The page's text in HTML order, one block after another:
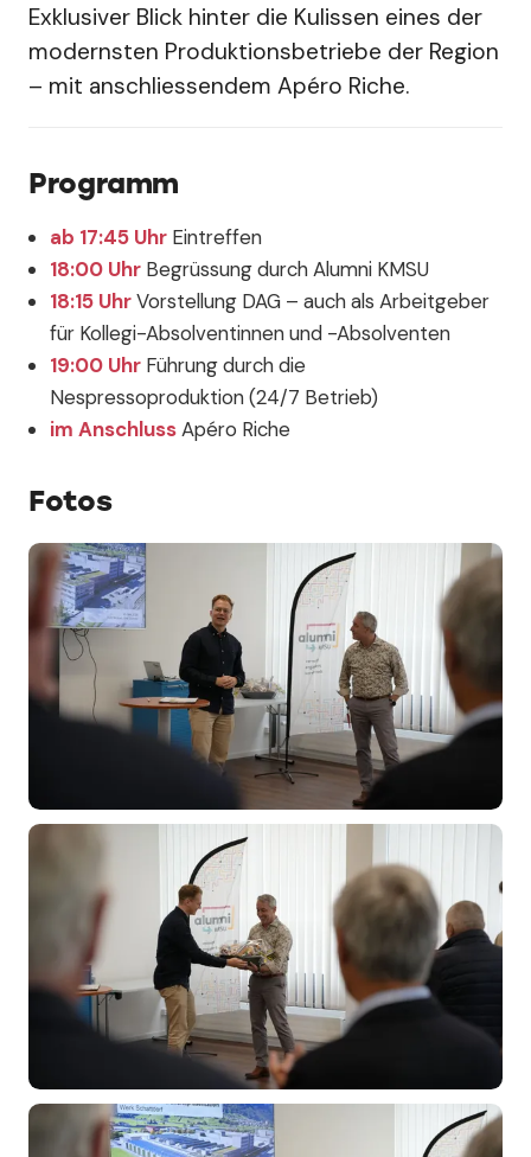
Exklusiver Blick hinter die Kulissen eines der
modernsten Produktionsbetriebe der Region
– mit anschliessendem Apéro Riche.
Programm
ab 17:45 UhrEintreffen
18:00 UhrBegrüssung durch Alumni KMSU
18:15 UhrVorstellung DAG – auch als Arbeitgeber
für Kollegi-Absolventinnen und -Absolventen
19:00 UhrFührung durch die
Nespressoproduktion (24/7 Betrieb)
im AnschlussApéro Riche
Fotos